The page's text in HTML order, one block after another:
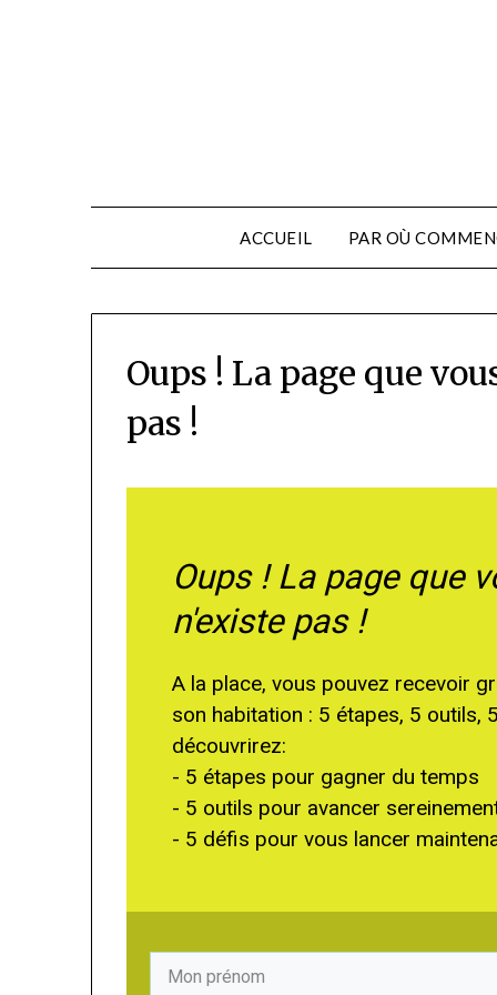
ACCUEIL PAR OÙ
Oups ! La page que
pas !
Oups ! La page que
n'existe pas !
A la place, vous pouvez recevoir
son habitation : 5 étapes, 5 outils,
découvrirez:
- 5 étapes pour gagner du temps
- 5 outils pour avancer
- 5 défis pour vous lancer